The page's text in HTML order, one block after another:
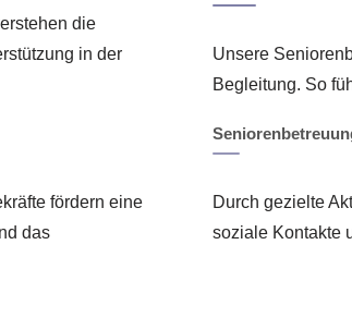
die
in der
fördern eine
das
Unsere
Begleitung. So
Durch gezielte
soziale Kontakte